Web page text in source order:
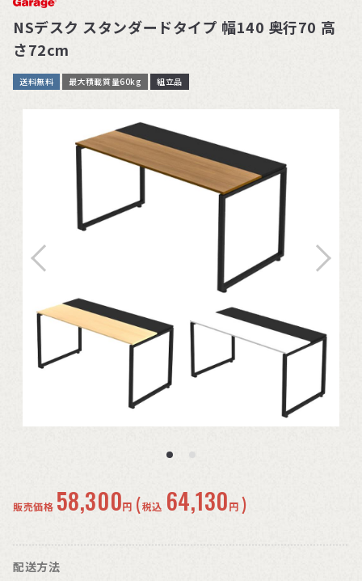
NSデスク スタンダードタイプ 幅140 奥行70 高
さ72cm
送料無料 最大積載質量60kg 組立品
販売価格 58,300円 (税込 64,130円 )
配送方法